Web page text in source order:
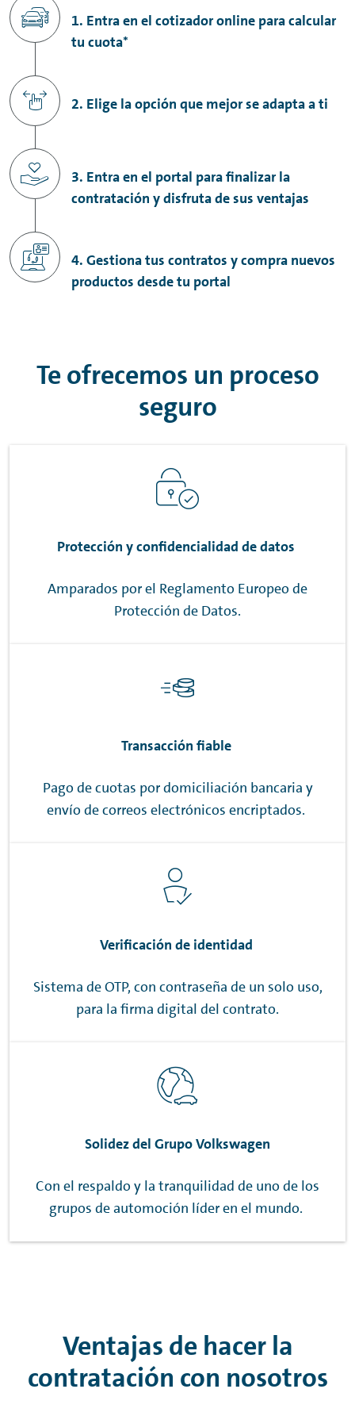
1. Entra en el cotizador online para calcular
tu cuota*
2. Elige la opción que mejor se adapta a ti
3. Entra en el portal para finalizar la
contratación y disfruta de sus ventajas
4. Gestiona tus contratos y compra nuevos
productos desde tu portal
Te ofrecemos un proceso
seguro
Protección y confidencialidad de datos
Amparados por el Reglamento Europeo de
Protección de Datos.
Transacción fiable
Pago de cuotas por domiciliación bancaria y
envío de correos electrónicos encriptados.
Verificación de identidad
Sistema de OTP, con contraseña de un solo uso,
para la firma digital del contrato.
Solidez del Grupo Volkswagen
Con el respaldo y la tranquilidad de uno de los
grupos de automoción líder en el mundo.
Ventajas de hacer la
contratación con nosotros